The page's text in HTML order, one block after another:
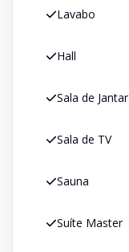
Lavabo
Hall
Sala de Jantar
Sala de TV
Sauna
Suíte Master